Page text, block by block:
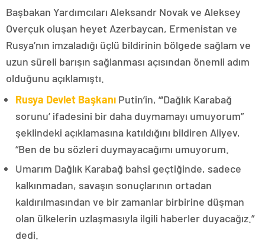
Başbakan Yardımcıları Aleksandr Novak ve Aleksey
Overçuk oluşan heyet Azerbaycan, Ermenistan ve
Rusya’nın imzaladığı üçlü bildirinin bölgede sağlam ve
uzun süreli barışın sağlanması açısından önemli adım
olduğunu açıklamıştı.
Rusya Devlet Başkanı Putin’in, “‘Dağlık Karabağ
sorunu’ ifadesini bir daha duymamayı umuyorum”
şeklindeki açıklamasına katıldığını bildiren Aliyev,
“Ben de bu sözleri duymayacağımı umuyorum.
Umarım Dağlık Karabağ bahsi geçtiğinde, sadece
kalkınmadan, savaşın sonuçlarının ortadan
kaldırılmasından ve bir zamanlar birbirine düşman
olan ülkelerin uzlaşmasıyla ilgili haberler duyacağız.”
dedi.